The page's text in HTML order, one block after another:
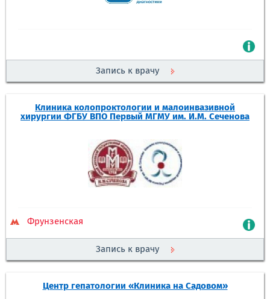
Запись к врачу
Клиника колопроктологии и малоинвазивной
хирургии ФГБУ ВПО Первый МГМУ им. И.М. Сеченова
Фрунзенская
Запись к врачу
Центр гепатологии «Клиника на Садовом»